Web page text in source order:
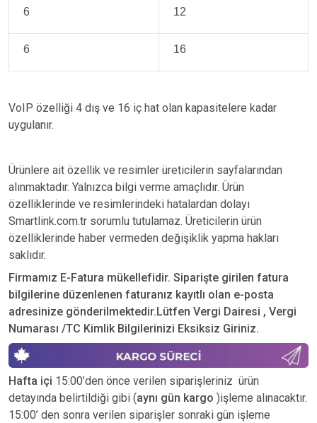
6 12
6 16
VoIP özelliği 4 dış ve 16 iç hat olan kapasitelere kadar
uygulanır.
Ürünlere ait özellik ve resimler üreticilerin sayfalarından
alınmaktadır. Yalnızca bilgi verme amaçlıdır. Ürün
özelliklerinde ve resimlerindeki hatalardan dolayı
Smartlink.com.tr sorumlu tutulamaz. Üreticilerin ürün
özelliklerinde haber vermeden değişiklik yapma hakları
saklıdır.
Firmamız E-Fatura mükellefidir. Siparişte girilen fatura
bilgilerine düzenlenen faturanız kayıtlı olan e-posta
adresinize gönderilmektedir.Lütfen Vergi Dairesi , Vergi
Numarası /TC Kimlik Bilgilerinizi Eksiksiz Giriniz.
Hafta içi 15:00’den önce verilen siparişleriniz ürün
detayında belirtildiği gibi (aynı gün kargo )işleme alınacaktır.
15:00’ den sonra verilen siparişler sonraki gün işleme